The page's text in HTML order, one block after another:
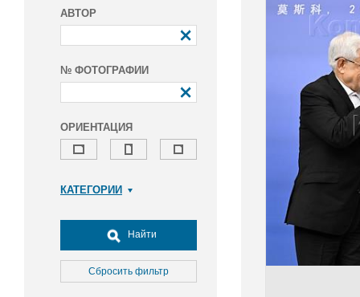
АВТОР
№ ФОТОГРАФИИ
ОРИЕНТАЦИЯ
КАТЕГОРИИ
Досуг, туризм и отдых
Культура
Медицина
Найти
Сбросить фильтр